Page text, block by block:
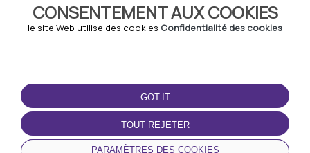
CONSENTEMENT AUX COOKIES
le site Web utilise des cookies Confidentialité des cookies
GOT-IT
TOUT REJETER
PARAMÈTRES DES COOKIES
TERMS-OF-USE
Termes et conditions
Politique de confidentialité
Politique relative aux
cookies
TÉLÉCHARGEZ
L'APPLICATION